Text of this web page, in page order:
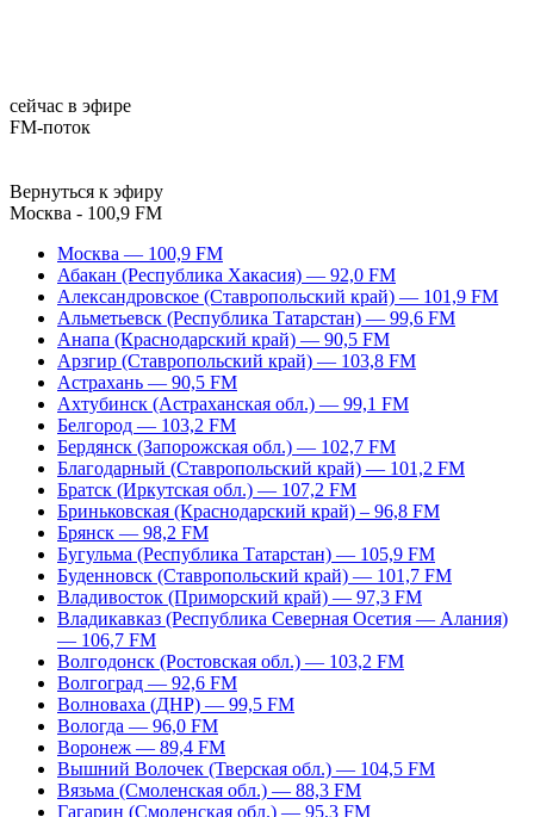
сейчас в эфире
FM-поток
Вернуться к эфиру
Москва - 100,9 FM
Москва — 100,9 FM
Абакан (Республика Хакасия) — 92,0 FM
Александровское (Ставропольский край) — 101,9 FM
Альметьевск (Республика Татарстан) — 99,6 FM
Анапа (Краснодарский край) — 90,5 FM
Арзгир (Ставропольский край) — 103,8 FM
Астрахань — 90,5 FM
Ахтубинск (Астраханская обл.) — 99,1 FM
Белгород — 103,2 FM
Бердянск (Запорожская обл.) — 102,7 FM
Благодарный (Ставропольский край) — 101,2 FM
Братск (Иркутская обл.) — 107,2 FM
Бриньковская (Краснодарский край) – 96,8 FM
Брянск — 98,2 FM
Бугульма (Республика Татарстан) — 105,9 FM
Буденновск (Ставропольский край) — 101,7 FM
Владивосток (Приморский край) — 97,3 FM
Владикавказ (Республика Северная Осетия — Алания)
— 106,7 FM
Волгодонск (Ростовская обл.) — 103,2 FM
Волгоград — 92,6 FM
Волноваха (ДНР) — 99,5 FM
Вологда — 96,0 FM
Воронеж — 89,4 FM
Вышний Волочек (Тверская обл.) — 104,5 FM
Вязьма (Смоленская обл.) — 88,3 FM
Гагарин (Смоленская обл.) — 95,3 FM